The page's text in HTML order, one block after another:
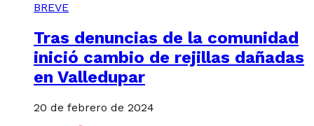
BREVE
Tras denuncias de la comunidad
inició cambio de rejillas dañadas
en Valledupar
20 de febrero de 2024